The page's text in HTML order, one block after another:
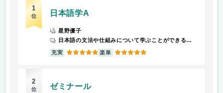
1
位 日本語学A
星野優子
日本語の文法や仕組みについて学ぶことができる授業。日本語母語話者ではない方に日本語の文法や仕組みをどのように伝えるのか、教材をつくるという課題がある。最後はテストがある。
充実 5 楽単 5
2
位 ゼミナール